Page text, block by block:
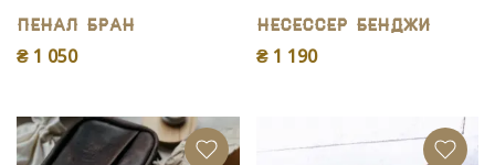
Пенал Бран
₴ 1 050
Несессер Бенджи
₴ 1 190